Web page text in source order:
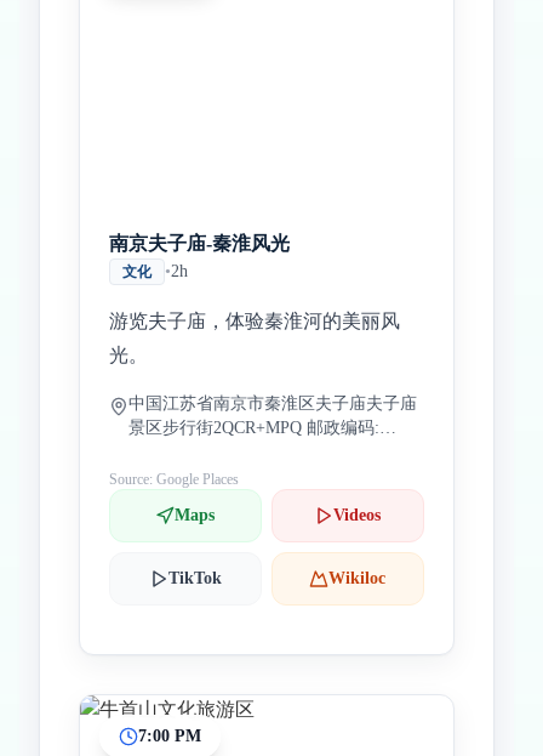
南京夫子庙-秦淮风光
文化 •2h
游览夫子庙，体验秦淮河的美丽风
光。
中国江苏省南京市秦淮区夫子庙夫子庙
景区步行街2QCR+MPQ 邮政编码:
Source: Google Places
Maps Videos
TikTok Wikiloc
7:00 PM